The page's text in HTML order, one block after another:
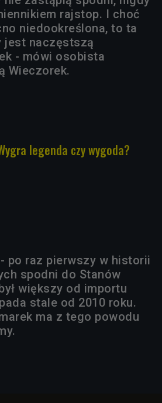
rajstop. I choć
niedookreślona, to ta
jest naczęstszą
- mówi osobista
Wieczorek.
legenda czy wygoda?
po raz pierwszy w historii
spodni do Stanów
większy od importu
stale od 2010 roku.
ma z tego powodu